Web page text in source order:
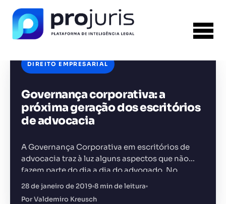
DIREITO EMPRESARIAL
Governança corporativa: a
próxima geração dos escritórios
de advocacia
A Governança Corporativa em escritórios de
advocacia traz à luz alguns aspectos que não
fazem parte do dia a dia do advogado. No
entanto, se não observados, podem levar um
escritório a…
28 de janeiro de 2019 8 min de leitura
Por Valdemiro Kreusch
FERRAMENTA RECOMENDADA PARA ESTE
CONTEÚDO
Gerador de Petição
JS MC AR KL +14.000 juristas